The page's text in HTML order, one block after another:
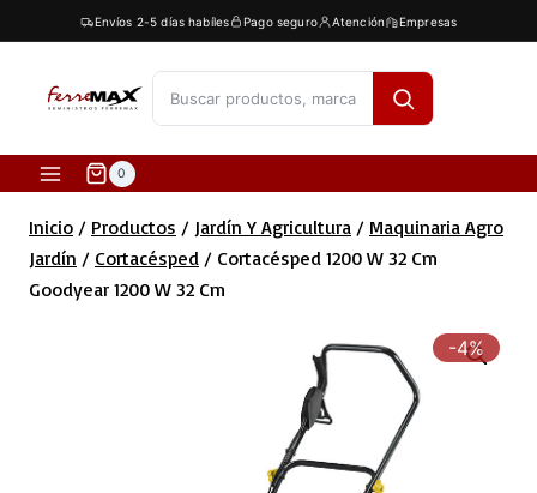
al
contenido
Envíos 2-5 días habíles Pago seguro Atención Empresas
0
Inicio / Productos / Jardín Y Agricultura / Maquinaria Agro
Jardín / Cortacésped / Cortacésped 1200 W 32 Cm
Goodyear 1200 W 32 Cm
-4%